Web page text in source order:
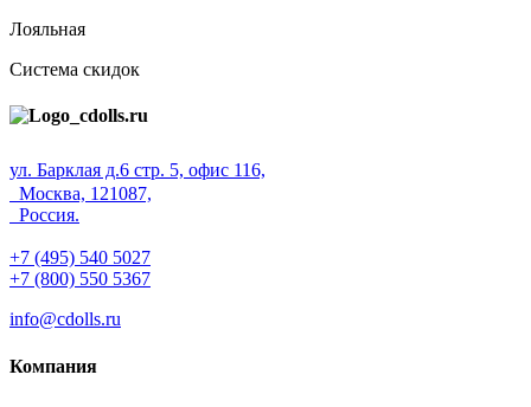
Лояльная
Система скидок
ул. Барклая д.6 стр. 5, офис 116,
Москва, 121087,
Россия.
+7 (495) 540 5027
+7 (800) 550 5367
info@cdolls.ru
Компания